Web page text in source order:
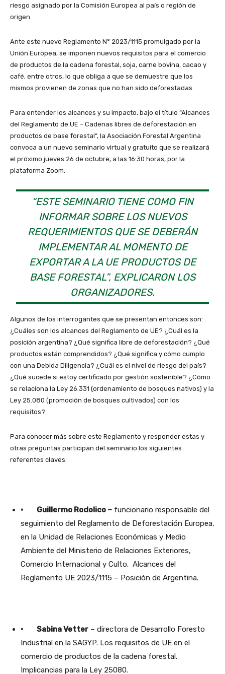
riesgo asignado por la Comisión Europea al país o región de
origen.
Ante este nuevo Reglamento N° 2023/1115 promulgado por la
Unión Europea, se imponen nuevos requisitos para el comercio
de productos de la cadena forestal, soja, carne bovina, cacao y
café, entre otros, lo que obliga a que se demuestre que los
mismos provienen de zonas que no han sido deforestadas.
Para entender los alcances y su impacto, bajo el título “Alcances
del Reglamento de UE – Cadenas libres de deforestación en
productos de base forestal”, la Asociación Forestal Argentina
convoca a un nuevo seminario virtual y gratuito que se realizará
el próximo jueves 26 de octubre, a las 16:30 horas, por la
plataforma Zoom.
“ESTE SEMINARIO TIENE COMO FIN
INFORMAR SOBRE LOS NUEVOS
REQUERIMIENTOS QUE SE DEBERÁN
IMPLEMENTAR AL MOMENTO DE
EXPORTAR A LA UE PRODUCTOS DE
BASE FORESTAL”, EXPLICARON LOS
ORGANIZADORES.
Algunos de los interrogantes que se presentan entonces son:
¿Cuáles son los alcances del Reglamento de UE? ¿Cuál es la
posición argentina? ¿Qué significa libre de deforestación? ¿Qué
productos están comprendidos? ¿Qué significa y cómo cumplo
con una Debida Diligencia? ¿Cuál es el nivel de riesgo del país?
¿Qué sucede si estoy certificado por gestión sostenible? ¿Cómo
se relaciona la Ley 26.331 (ordenamiento de bosques nativos) y la
Ley 25.080 (promoción de bosques cultivados) con los
requisitos?
Para conocer más sobre este Reglamento y responder estas y
otras preguntas participan del seminario los siguientes
referentes claves:
· Guillermo Rodolico – funcionario responsable del
seguimiento del Reglamento de Deforestación Europea,
en la Unidad de Relaciones Económicas y Medio
Ambiente del Ministerio de Relaciones Exteriores,
Comercio Internacional y Culto. Alcances del
Reglamento UE 2023/1115 – Posición de Argentina.
· Sabina Vetter – directora de Desarrollo Foresto
Industrial en la SAGYP. Los requisitos de UE en el
comercio de productos de la cadena forestal.
Implicancias para la Ley 25080.